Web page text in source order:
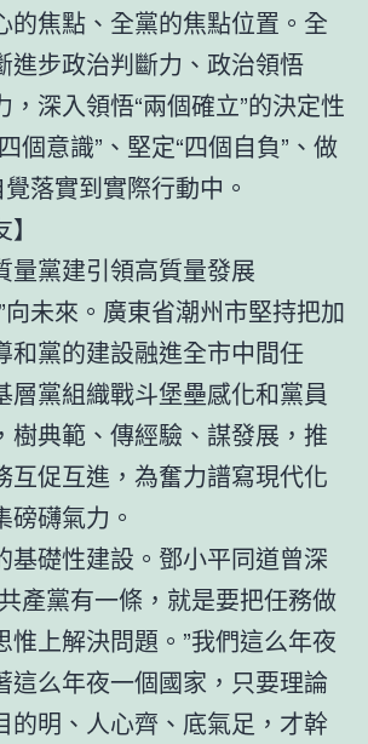
的焦點、全黨的焦點位置。全
進步政治判斷力、政治領悟
，深入領悟“兩個確立”的決定性
個意識”、堅定“四個自負”、做
落實到實際行動中。
量黨建引領高質量發展
向未來。廣東省潮州市堅持把加
和黨的建設融進全市中間任
層黨組織戰斗堡壘感化和黨員
樹典範、傳經驗、謀發展，推
互促互進，為奮力譜寫現代化
磅礴氣力。
基礎性建設。鄧小平同道曾深
產黨有一條，就是要把任務做
惟上解決問題。”我們這么年夜
這么年夜一個國家，只要理論
的明、人心齊、底氣足，才幹